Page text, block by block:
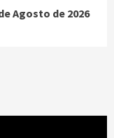
Agosto de 2026